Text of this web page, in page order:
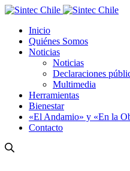
Inicio
Quiénes Somos
Noticias
Noticias
Declaraciones
Multimedia
Herramientas
Bienestar
«El Andamio» y «En la
Contacto